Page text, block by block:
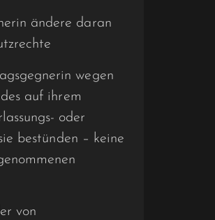
ändere daran
wegen
auf ihrem
oder
bestünden – keine
von